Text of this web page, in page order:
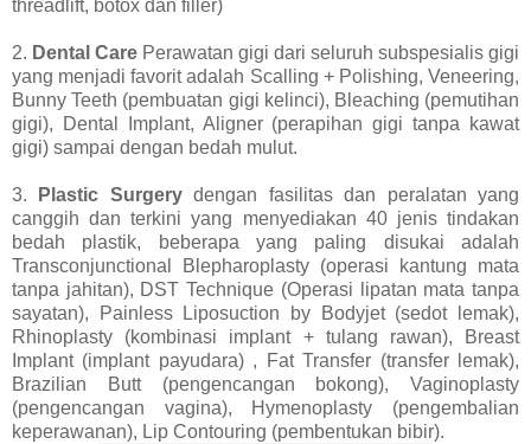
threadlift, botox dan filler)
2. Dental Care Perawatan gigi dari seluruh subspesialis gigi
yang menjadi favorit adalah Scalling + Polishing, Veneering,
Bunny Teeth (pembuatan gigi kelinci), Bleaching (pemutihan
gigi), Dental Implant, Aligner (perapihan gigi tanpa kawat
gigi) sampai dengan bedah mulut.
3. Plastic Surgerydengan fasilitas dan peralatan yang
canggih dan terkini yang menyediakan 40 jenis tindakan
bedah plastik, beberapa yang paling disukai adalah
Transconjunctional Blepharoplasty (operasi kantung mata
tanpa jahitan), DST Technique (Operasi lipatan mata tanpa
sayatan), Painless Liposuction by Bodyjet (sedot lemak),
Rhinoplasty (kombinasi implant + tulang rawan), Breast
Implant (implant payudara) , Fat Transfer (transfer lemak),
Brazilian Butt (pengencangan bokong), Vaginoplasty
(pengencangan vagina), Hymenoplasty (pengembalian
keperawanan), Lip Contouring (pembentukan bibir).